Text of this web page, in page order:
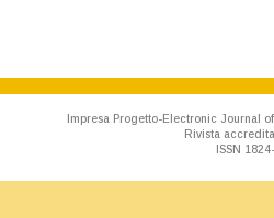
Impresa Progetto-Electronic Journal
Rivista
ISSN